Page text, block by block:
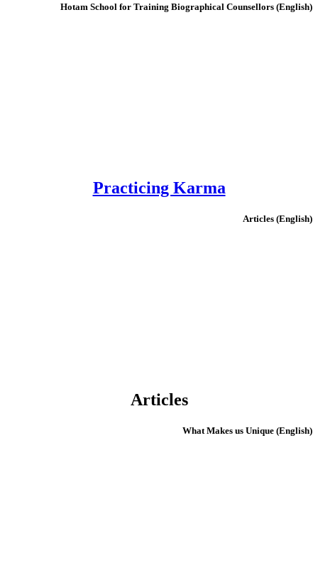
(English) Hotam School for Training Biographical Counsellors
Practicing Karma
(English) Articles
Articles
(English) What Makes us Unique